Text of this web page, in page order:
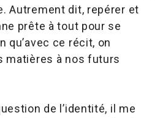
Autrement dit, repérer et
prête à tout pour se
qu’avec ce récit, on
matières à nos futurs
de l’identité, il me